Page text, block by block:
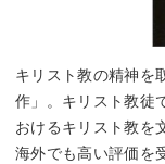
キリスト教の精神を
作」。キリスト教徒
おけるキリスト教を
海外でも高い評価を